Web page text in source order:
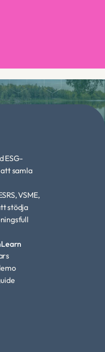
Boka en demo
ESG-
samla
VSME,
stödja